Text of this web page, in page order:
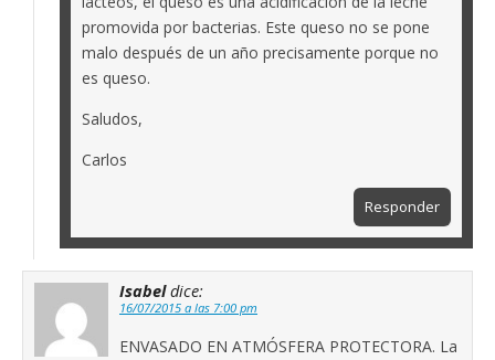
promovida por bacterias. Este queso no se pone
malo después de un año precisamente porque no
es queso.
Saludos,
Carlos
Responder
Isabel dice:
16/07/2015 a las 7:00 pm
ENVASADO EN ATMÓSFERA PROTECTORA. La